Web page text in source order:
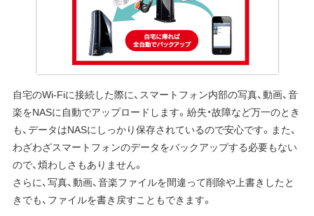
自宅のWi-Fiに接続した際に、スマートフォン内部の写真、動画、音
楽をNASに自動でアップロードします。紛失・故障など万一のとき
も、データはNASにしっかり保存されているので安心です。また、
わざわざスマートフォンのデータをバックアップする必要もない
ので、煩わしさもありません。
さらに、写真、動画、音楽ファイルを間違って削除や上書きしたと
きでも、ファイルを書き戻すこともできます。